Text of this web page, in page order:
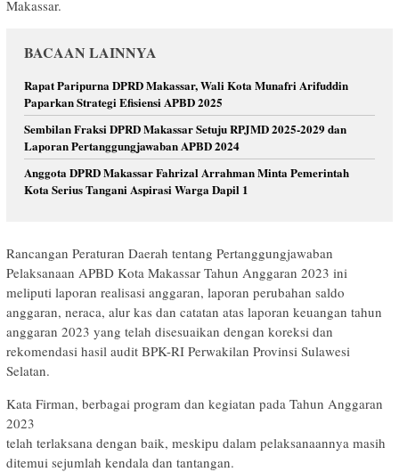
Makassar.
BACAAN LAINNYA
Rapat Paripurna DPRD Makassar, Wali Kota Munafri Arifuddin
Paparkan Strategi Efisiensi APBD 2025
Sembilan Fraksi DPRD Makassar Setuju RPJMD 2025-2029 dan
Laporan Pertanggungjawaban APBD 2024
Anggota DPRD Makassar Fahrizal Arrahman Minta Pemerintah
Kota Serius Tangani Aspirasi Warga Dapil 1
Rancangan Peraturan Daerah tentang Pertanggungjawaban
Pelaksanaan APBD Kota Makassar Tahun Anggaran 2023 ini
meliputi laporan realisasi anggaran, laporan perubahan saldo
anggaran, neraca, alur kas dan catatan atas laporan keuangan tahun
anggaran 2023 yang telah disesuaikan dengan koreksi dan
rekomendasi hasil audit BPK-RI Perwakilan Provinsi Sulawesi
Selatan.
Kata Firman, berbagai program dan kegiatan pada Tahun Anggaran
2023
telah terlaksana dengan baik, meskipu dalam pelaksanaannya masih
ditemui sejumlah kendala dan tantangan.